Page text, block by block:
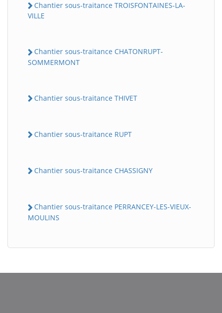
Chantier sous-traitance TROISFONTAINES-LA-
VILLE
Chantier sous-traitance CHATONRUPT-
SOMMERMONT
Chantier sous-traitance THIVET
Chantier sous-traitance RUPT
Chantier sous-traitance CHASSIGNY
Chantier sous-traitance PERRANCEY-LES-VIEUX-
MOULINS
BatiWebPro